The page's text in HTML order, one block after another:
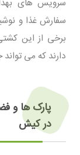
سرویس های
سفارش غذا و
برخی از این
دارند که می
پارک ها و
در کیش